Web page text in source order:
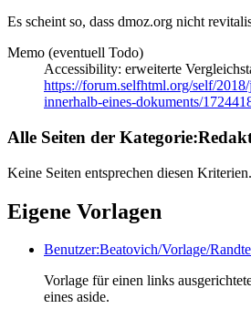
Es scheint so, dass dmoz.org nicht
Memo (eventuell Todo)
Accessibility: erweiterte
https://forum.selfhtml.org/self/
innerhalb-eines-dokuments/
Alle Seiten der
Keine Seiten entsprechen diesen Kriterien.
Eigene Vorlagen
Benutzer:Beatovich/Vorlage/
Vorlage für einen links
eines aside.